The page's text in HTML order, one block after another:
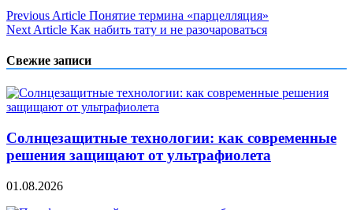
Навигация
по
записям
Previous Article Понятие термина «парцелляция»
Next Article Как набить тату и не разочароваться
Свежие записи
Солнцезащитные технологии: как современные
решения защищают от ультрафиолета
01.08.2026